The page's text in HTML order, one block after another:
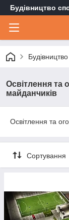
Будівництво
Освітлення та
майданчиків
Освітлення та
Сортування